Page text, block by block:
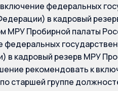
включение федеральных
в кадровый
МРУ Пробирной палаты
федеральных
в кадровый резерв МРУ
рекомендовать к
старшей группе